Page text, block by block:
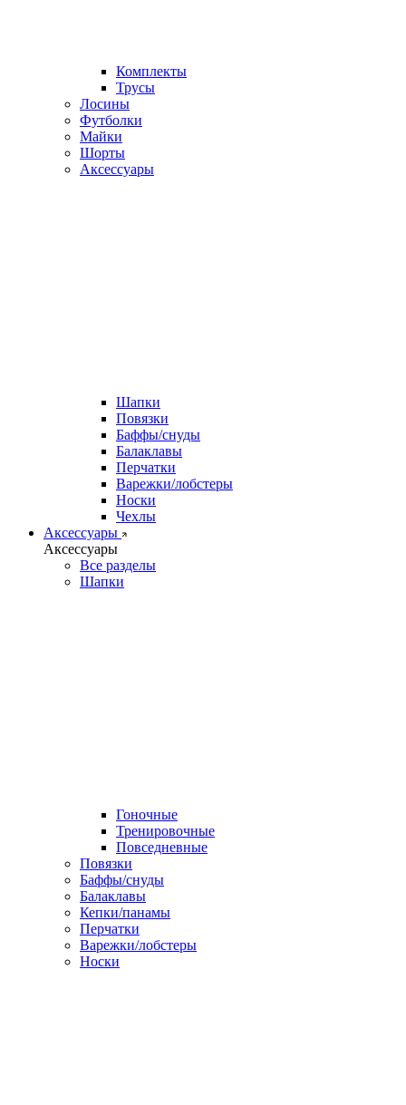
Комплекты
Трусы
Лосины
Футболки
Майки
Шорты
Аксессуары
Шапки
Повязки
Баффы/снуды
Балаклавы
Перчатки
Варежки/лобстеры
Носки
Чехлы
Аксессуары
Аксессуары
Все разделы
Шапки
Гоночные
Тренировочные
Повседневные
Повязки
Баффы/снуды
Балаклавы
Кепки/панамы
Перчатки
Варежки/лобстеры
Носки